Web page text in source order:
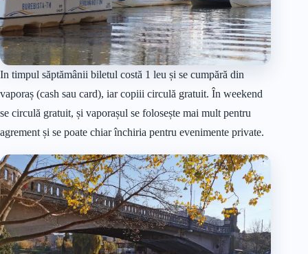
In timpul săptămânii biletul costă 1 leu și se cumpără din
vaporaș (cash sau card), iar copiii circulă gratuit. În weekend
se circulă gratuit, și vaporașul se folosește mai mult pentru
agrement și se poate chiar închiria pentru evenimente private.